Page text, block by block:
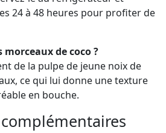
24 à 48 heures pour profiter de
de coco ?
de la pulpe de jeune noix de
ce qui lui donne une texture
en bouche.